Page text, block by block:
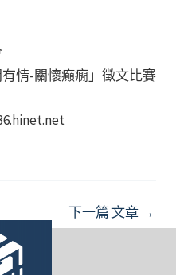
情-關懷癲癇」徵文比賽
下一篇 文章 →